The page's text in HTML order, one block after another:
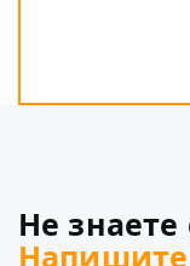
Не знаете